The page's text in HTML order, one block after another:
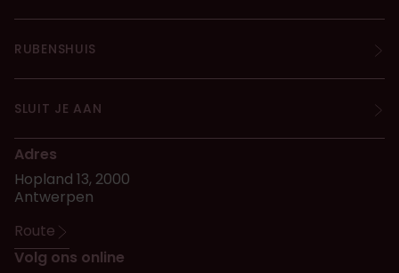
Adres
Hopland 13, 2000
Antwerpen
Route
Volg ons online
RUBENSHUIS
SLUIT JE AAN